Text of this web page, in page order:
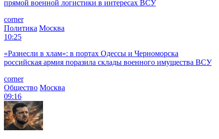
прямой военной логистики в интересах ВСУ
corner
Политика Москва
10:25
«Разнесли в хлам»: в портах Одессы и Черноморска
российская армия поразила склады военного имущества ВСУ
corner
Общество Москва
09:16